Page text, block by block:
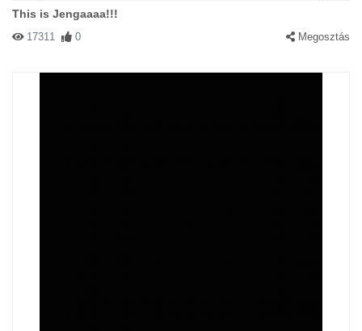
This is Jengaaaa!!!
17311 0 Megosztás